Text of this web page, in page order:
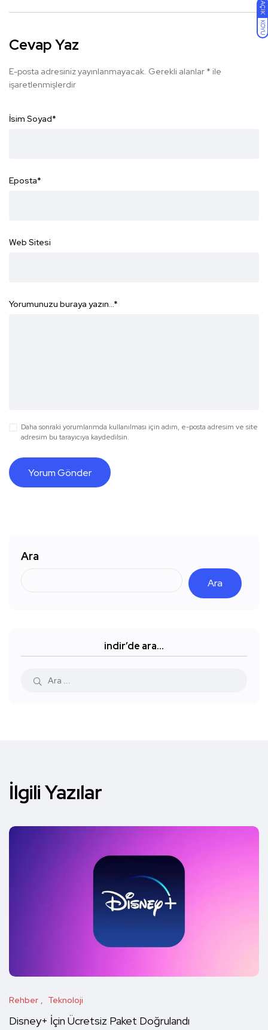
AÇIK
KOYU
Cevap Yaz
E-posta adresiniz yayınlanmayacak. Gerekli alanlar * ile
işaretlenmişlerdir
İsim Soyad*
Eposta*
Web Sitesi
Yorumunuzu buraya yazın...*
Daha sonraki yorumlarımda kullanılması için adım, e-posta adresim ve site
adresim bu tarayıcıya kaydedilsin.
Ara
Ara
indir’de ara…
İlgili Yazılar
Rehber Teknoloji
Disney+ İçin Ücretsiz Paket Doğrulandı